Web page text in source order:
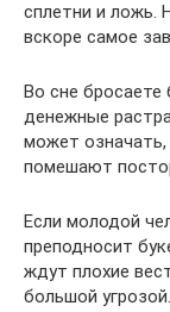
сплетни и ложь.
вскоре самое
Во сне бросаете
денежные
может
помешают
Если молодой
преподносит
ждут плохие
большой угрозой.